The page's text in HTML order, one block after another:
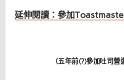
延伸閱讀：參加
（五年前(?)參加吐司營